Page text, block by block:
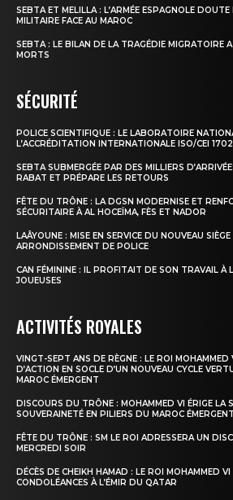
SEBTA ET MELILLA : L’ARMÉE ESPAGNOLE
MILITAIRE FACE AU MAROC
SEBTA : LE BILAN DE LA TRAGÉDIE MIGRATOIRE
MORTS
SÉCURITÉ
POLICE SCIENTIFIQUE : LE LABORATOIRE
L’ACCRÉDITATION INTERNATIONALE ISO/CEI
SEBTA SUBMERGÉE PAR DES MILLIERS
RABAT ET PRÉPARE LES RETOURS
FÊTE DU TRÔNE : LA DGSN MODERNISE ET
SÉCURITAIRE À AL HOCEÏMA, FÈS ET NADOR
LAÂYOUNE : MISE EN SERVICE DU NOUVEAU
ARRONDISSEMENT DE POLICE
CAN FÉMININE : IL PROFITAIT DE SON TRAVAIL À
JOUEUSES
ACTIVITÉS ROYALES
VINGT-SEPT ANS DE RÈGNE : LE ROI MOHAMMED
D’ACTION EN SOCLE D’UN NOUVEAU CYCLE
MAROC ÉMERGENT
DISCOURS DU TRÔNE : MOHAMMED VI ÉRIGE LA
SOUVERAINETÉ EN PILIERS DU MAROC
FÊTE DU TRÔNE : SM LE ROI ADRESSERA UN
MERCREDI SOIR
DÉCÈS DE CHEIKH HAMAD : LE ROI MOHAMMED VI
CONDOLÉANCES À L’ÉMIR DU QATAR